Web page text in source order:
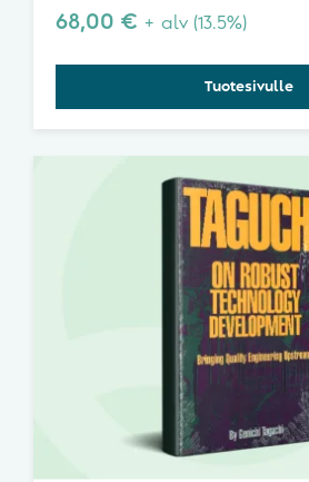
Shewhartin luoma perusta ei horju.
68,00 € + alv (13.5%)
Tuotesivulle